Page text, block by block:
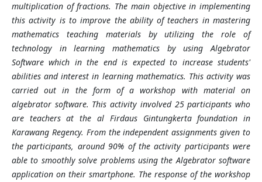
multiplication of fractions. The main objective in implementing
this activity is to improve the ability of teachers in mastering
mathematics teaching materials by utilizing the role of
technology in learning mathematics by using Algebrator
Software which in the end is expected to increase students'
abilities and interest in learning mathematics. This activity was
carried out in the form of a workshop with material on
algebrator software. This activity involved 25 participants who
are teachers at the al Firdaus Gintungkerta foundation in
Karawang Regency. From the independent assignments given to
the participants, around 90% of the activity participants were
able to smoothly solve problems using the Algebrator software
application on their smartphone. The response of the workshop